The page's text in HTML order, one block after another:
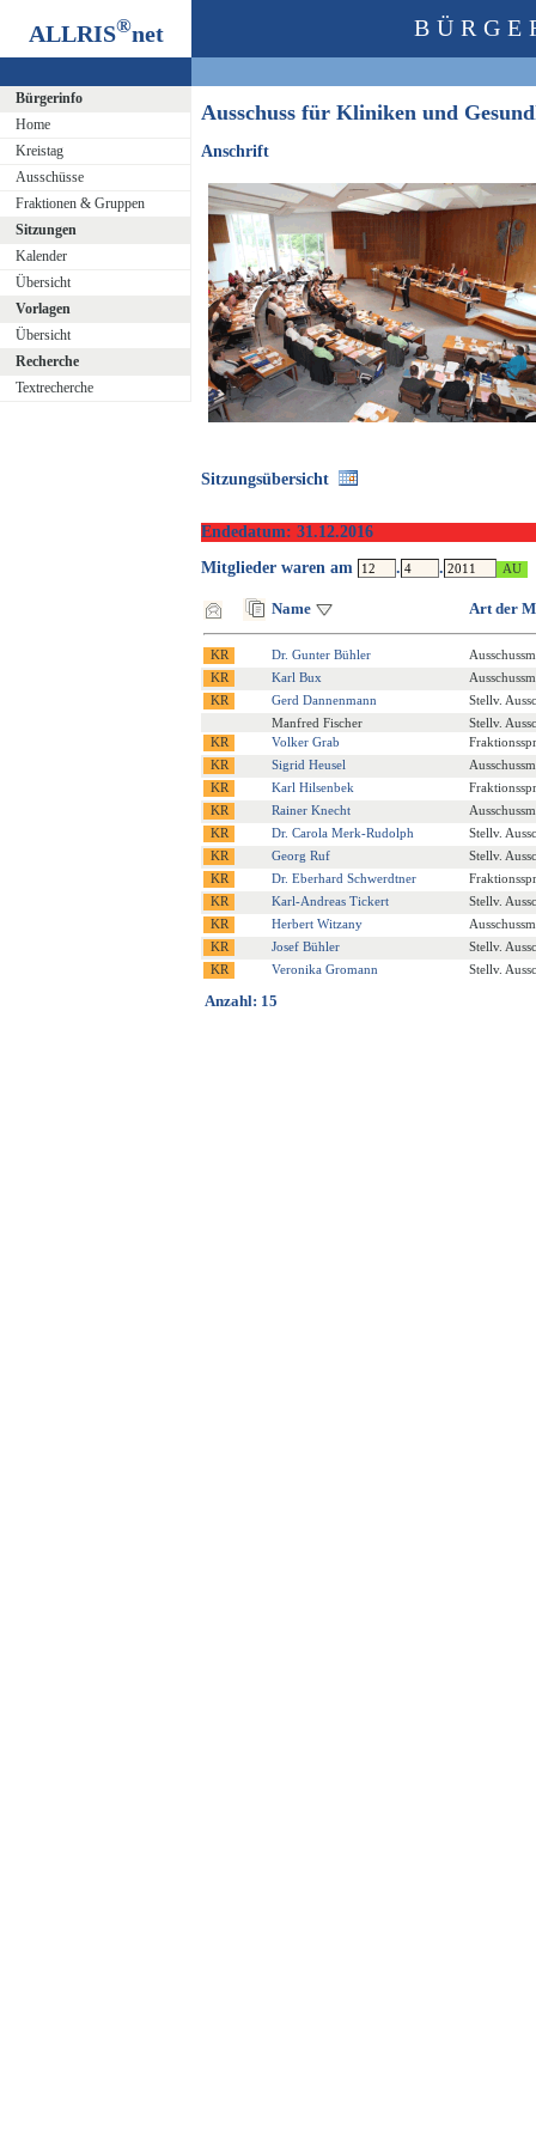
ALLRIS®net
Bürgerinfo
Home
Kreistag
Ausschüsse
Fraktionen & Gruppen
Sitzungen
Kalender
Übersicht
Vorlagen
Übersicht
Recherche
Textrecherche
Ausschuss für Kliniken und
Anschrift
Sitzungsübersicht
Endedatum: 31.12.2016
Mitglieder waren am
. .
Name Art der
Dr. Gunter Bühler
Karl Bux
Gerd Dannenmann
Stellv.
Manfred Fischer
Stellv.
Volker Grab
Sigrid Heusel
Karl Hilsenbek
Rainer Knecht
Dr. Carola Merk-Rudolph
Stellv.
Georg Ruf
Stellv.
Dr. Eberhard Schwerdtner
Karl-Andreas Tickert
Stellv.
Herbert Witzany
Josef Bühler
Stellv.
Veronika Gromann
Stellv.
Anzahl: 15